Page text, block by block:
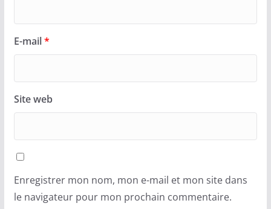
E-mail*
Site web
Enregistrer mon nom, mon e-mail et mon site dans
le navigateur pour mon prochain commentaire.